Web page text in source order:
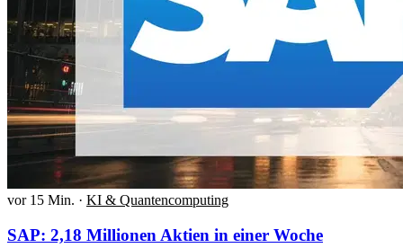
vor 15 Min. · KI & Quantencomputing
SAP: 2,18 Millionen Aktien in einer Woche